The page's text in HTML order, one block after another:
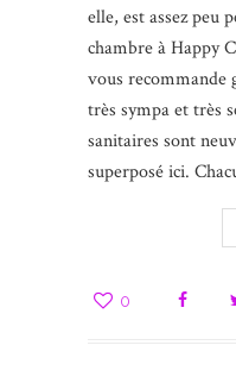
elle, est assez peu
chambre à Happy
vous recommande
très sympa et très
sanitaires sont
superposé ici.
0